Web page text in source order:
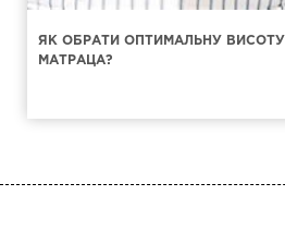
ЯК ОБРАТИ ОПТИМАЛЬНУ ВИСОТУ
МАТРАЦА?